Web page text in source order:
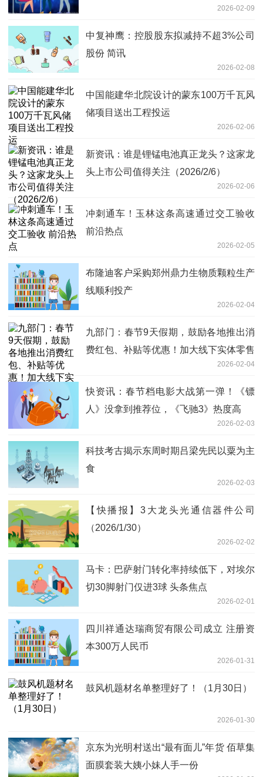
2026-02-09
中复神鹰：控股股东拟减持不超3%公司
股份 简讯
2026-02-08
中国能建华北院设计的蒙东100万千瓦风
储项目送出工程投运
2026-02-06
新资讯：谁是锂锰电池真正龙头？这家龙
头上市公司值得关注（2026/2/6）
2026-02-06
冲刺通车！玉林这条高速通过交工验收
前沿热点
2026-02-05
布隆迪客户采购郑州鼎力生物质颗粒生产
线顺利投产
2026-02-04
九部门：春节9天假期，鼓励各地推出消
费红包、补贴等优惠！加大线下实体零售
2026-02-04
快资讯：春节档电影大战第一弹！《镖
人》没拿到推荐位，《飞驰3》热度高
2026-02-03
科技考古揭示东周时期吕梁先民以粟为主
食
2026-02-03
【快播报】3大龙头光通信器件公司
（2026/1/30）
2026-02-02
马卡：巴萨射门转化率持续低下，对埃尔
切30脚射门仅进3球 头条焦点
2026-02-01
四川祥通达瑞商贸有限公司成立 注册资
本300万人民币
2026-01-31
鼓风机题材名单整理好了！（1月30日）
2026-01-30
京东为光明村送出“最有面儿”年货 佰草集
面膜套装大姨小妹人手一份